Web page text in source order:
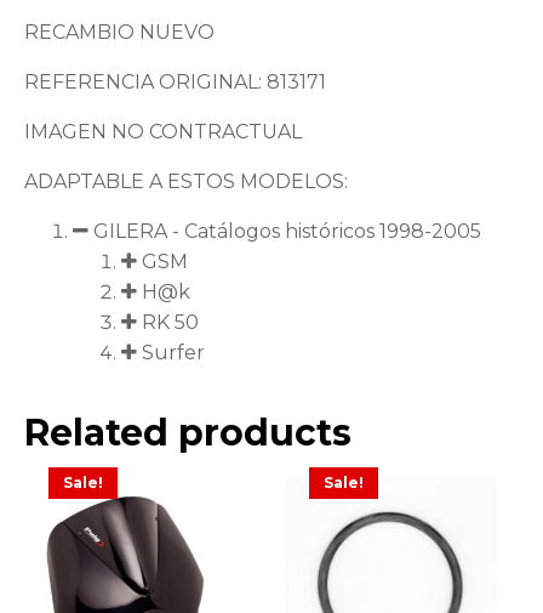
RECAMBIO NUEVO
REFERENCIA ORIGINAL: 813171
IMAGEN NO CONTRACTUAL
ADAPTABLE A ESTOS MODELOS:
GILERA - Catálogos históricos 1998-2005
GSM
H@k
RK 50
Surfer
Related products
Sale! Sale!